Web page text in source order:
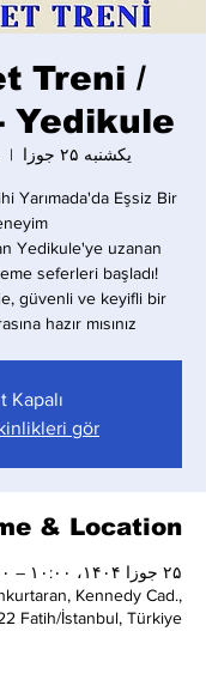
Treni /
Yedikule
یکشنبه ۲۵ جوزا
  |
Yarımada'da Eşsiz Bir
Yedikule'ye uzanan
seferleri başladı!
güvenli ve keyifli bir
hazır mısınız?
Kapalı
gör
& Location
۲۵ جوزا ۱۴۰۴، ۱۰:۰۰ – ۱۳:۰۰
Kennedy Cad.,
Fatih/İstanbul, Türkiye